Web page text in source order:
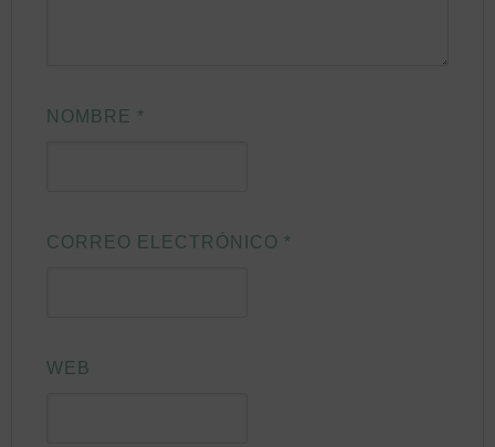
NOMBRE *
CORREO ELECTRÓNICO *
WEB